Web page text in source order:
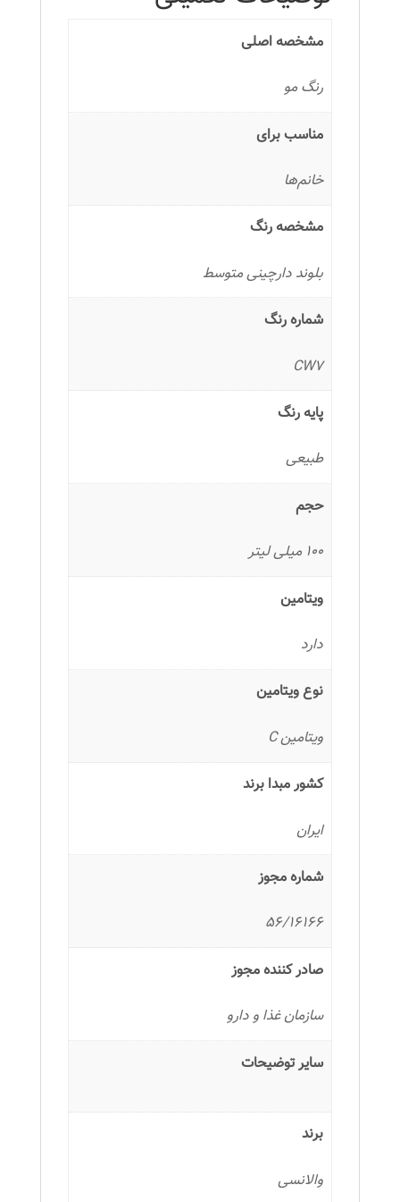
مشخصه اصلی
رنگ مو
مناسب برای
خانم‌ها
مشخصه رنگ
بلوند دارچینی متوسط
شماره رنگ
CW7
پایه رنگ
طبیعی
حجم
100 میلی لیتر
ویتامین
دارد
نوع ویتامین
ویتامین C
کشور مبدا برند
ایران
شماره مجوز
56/16166
صادر کننده مجوز
سازمان غذا و دارو
سایر توضیحات
برند
والانسی